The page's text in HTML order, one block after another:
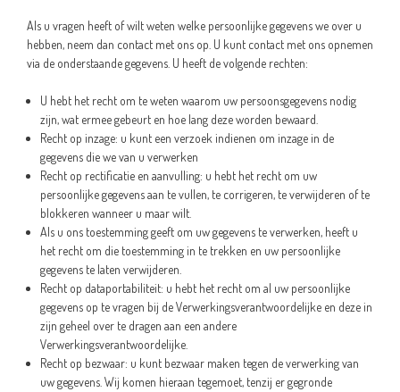
Als u vragen heeft of wilt weten welke persoonlijke gegevens we over u
hebben, neem dan contact met ons op. U kunt contact met ons opnemen
via de onderstaande gegevens. U heeft de volgende rechten:
U hebt het recht om te weten waarom uw persoonsgegevens nodig
zijn, wat ermee gebeurt en hoe lang deze worden bewaard.
Recht op inzage: u kunt een verzoek indienen om inzage in de
gegevens die we van u verwerken
Recht op rectificatie en aanvulling: u hebt het recht om uw
persoonlijke gegevens aan te vullen, te corrigeren, te verwijderen of te
blokkeren wanneer u maar wilt.
Als u ons toestemming geeft om uw gegevens te verwerken, heeft u
het recht om die toestemming in te trekken en uw persoonlijke
gegevens te laten verwijderen.
Recht op dataportabiliteit: u hebt het recht om al uw persoonlijke
gegevens op te vragen bij de Verwerkingsverantwoordelijke en deze in
zijn geheel over te dragen aan een andere
Verwerkingsverantwoordelijke.
Recht op bezwaar: u kunt bezwaar maken tegen de verwerking van
uw gegevens. Wij komen hieraan tegemoet, tenzij er gegronde